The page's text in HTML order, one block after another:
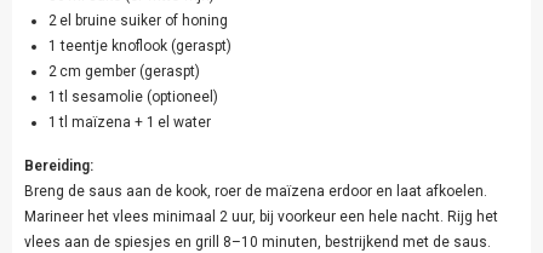
2 el bruine suiker of honing
1 teentje knoflook (geraspt)
2 cm gember (geraspt)
1 tl sesamolie (optioneel)
1 tl maïzena + 1 el water
Bereiding:
Breng de saus aan de kook, roer de maïzena erdoor en laat afkoelen.
Marineer het vlees minimaal 2 uur, bij voorkeur een hele nacht. Rijg het
vlees aan de spiesjes en grill 8–10 minuten, bestrijkend met de saus.